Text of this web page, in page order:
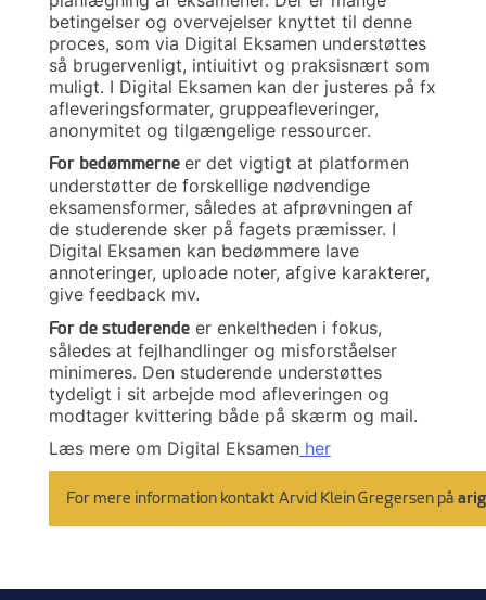
betingelser og overvejelser knyttet til denne
proces, som via Digital Eksamen understøttes
så brugervenligt, intiuitivt og praksisnært som
muligt. I Digital Eksamen kan der justeres på fx
afleveringsformater, gruppeafleveringer,
anonymitet og tilgængelige ressourcer.
For bedømmerne er det vigtigt at platformen
understøtter de forskellige nødvendige
eksamensformer, således at afprøvningen af
de studerende sker på fagets præmisser. I
Digital Eksamen kan bedømmere lave
annoteringer, uploade noter, afgive karakterer,
give feedback mv.
For de studerendeer enkeltheden i fokus,
således at fejlhandlinger og misforståelser
minimeres. Den studerende understøttes
tydeligt i sit arbejde mod afleveringen og
modtager kvittering både på skærm og mail.
Læs mere om Digital Eksamen her
For mere information kontakt Arvid Klein Gregersen på